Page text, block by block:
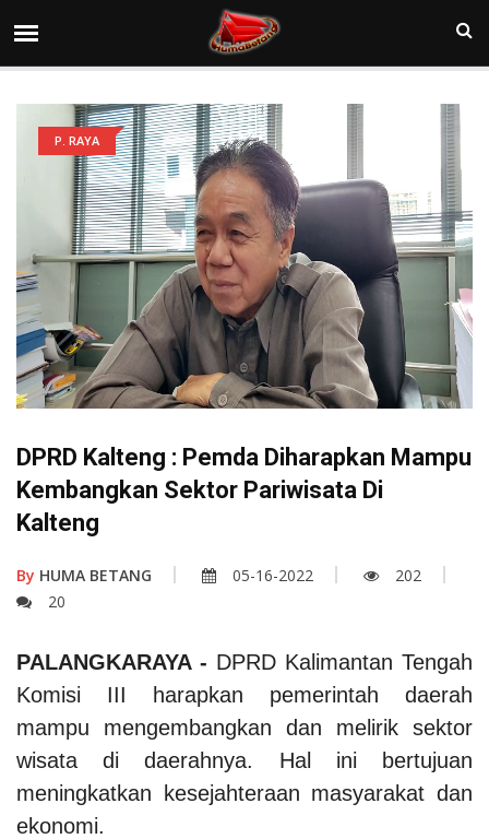
P. RAYA
DPRD Kalteng : Pemda Diharapkan Mampu
Kembangkan Sektor Pariwisata Di
Kalteng
By HUMA BETANG 05-16-2022
202
20
PALANGKARAYA - DPRD Kalimantan Tengah
Komisi III harapkan pemerintah daerah
mampu mengembangkan dan melirik sektor
wisata di daerahnya. Hal ini bertujuan
meningkatkan kesejahteraan masyarakat dan
ekonomi.